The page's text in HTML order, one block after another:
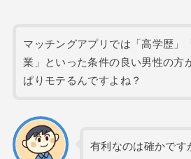
マッチングアプリでは「高学歴」
業」といった条件の良い男性の方
ぱりモテるんですよね？
有利なのは確かです